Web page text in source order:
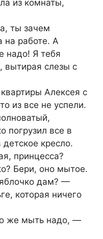
из комнаты,
ты зачем
на работе. А
надо! Я тебя
слезы с
Алексея с
из все не успели.
погрузил все в
кресло.
принцесса?
Бери, оно мытое.
дам? —
которая ничего
же мыть надо, —